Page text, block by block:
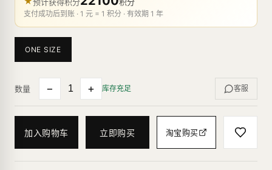
支付成功后到账 · 1 元 = 1 积分 · 有效期 1 年
ONE SIZE
数量 − + 库存充足 客服
加入购物车 立即购买 淘宝购买